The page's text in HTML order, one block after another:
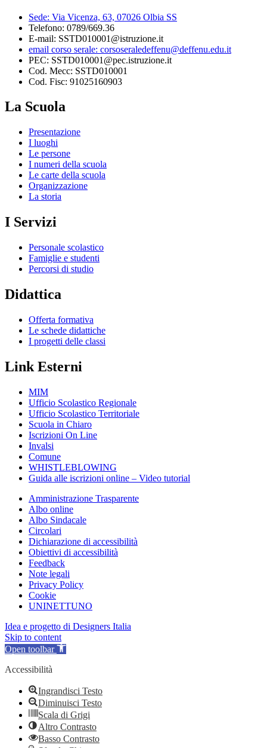
Sede: Via Vicenza, 63, 07026 Olbia SS
Telefono: 0789/669.36
E-mail: SSTD010001@istruzione.it
email corso serale: corsoseraledeffenu@deffenu.edu.it
PEC: SSTD010001@pec.istruzione.it
Cod. Mecc: SSTD010001
Cod. Fisc: 91025160903
La Scuola
Presentazione
I luoghi
Le persone
I numeri della scuola
Le carte della scuola
Organizzazione
La storia
I Servizi
Personale scolastico
Famiglie e studenti
Percorsi di studio
Didattica
Offerta formativa
Le schede didattiche
I progetti delle classi
Link Esterni
MIM
Ufficio Scolastico Regionale
Ufficio Scolastico Territoriale
Scuola in Chiaro
Iscrizioni On Line
Invalsi
Comune
WHISTLEBLOWING
Guida alle iscrizioni online – Video tutorial
Amministrazione Trasparente
Albo online
Albo Sindacale
Circolari
Dichiarazione di accessibilità
Obiettivi di accessibilità
Feedback
Note legali
Privacy Policy
Cookie
UNINETTUNO
Idea e progetto di Designers Italia
Skip to content
Open toolbar
Accessibilità
Ingrandisci Testo
Diminuisci Testo
Scala di Grigi
Altro Contrasto
Basso Contrasto